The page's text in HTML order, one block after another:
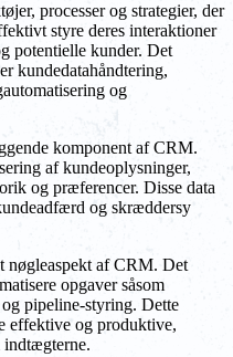
processer og strategier, der
styre deres interaktioner
potentielle kunder. Det
kundedatahåndtering,
og
komponent af CRM.
af kundeoplysninger,
og præferencer. Disse data
og skræddersy
nøgleaspekt af CRM. Det
opgaver såsom
pipeline-styring. Dette
effektive og produktive,